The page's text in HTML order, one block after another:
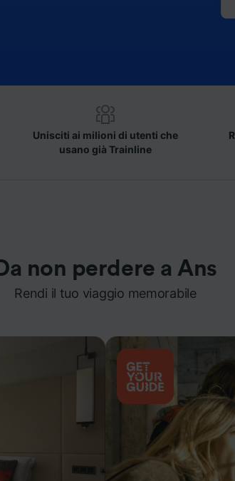
Unisciti ai milioni di utenti che
usano già Trainline
non perdere a Ans
Rendi il tuo viaggio memorabile